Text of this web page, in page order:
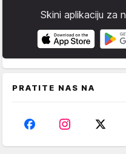
Skini aplikaciju za
PRATITE NAS NA